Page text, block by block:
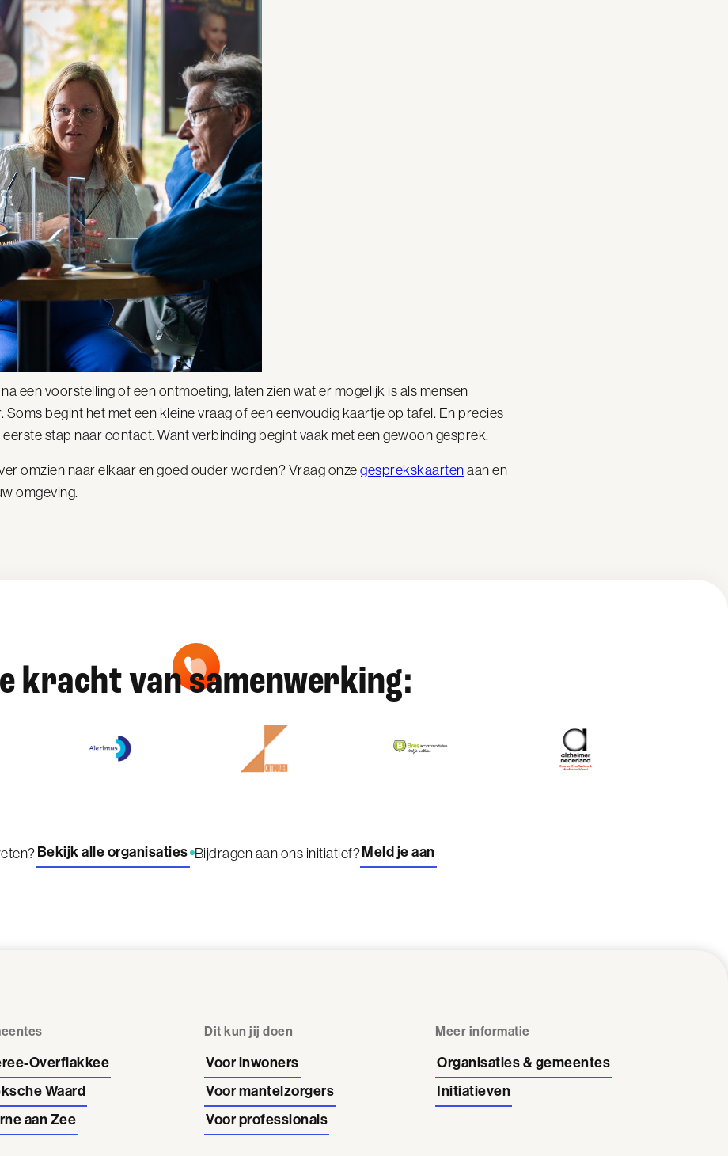
een voorstelling of een ontmoeting, laten zien wat er mogelijk is als mensen
begint het met een kleine vraag of een eenvoudig kaartje op tafel. En precies
stap naar contact. Want verbinding begint vaak met een gewoon gesprek.
omzien naar elkaar en goed ouder worden? Vraag onze gesprekskaarten aan en
omgeving.
kracht van samenwerking:
Bekijk alle organisaties Bijdragen aan ons initiatief?Meld je aan
Overflakkee
Waard
aan Zee
Dit kun jij doen
Voor inwoners
Voor mantelzorgers
Voor professionals
Meer informatie
Organisaties & gemeentes
Initiatieven